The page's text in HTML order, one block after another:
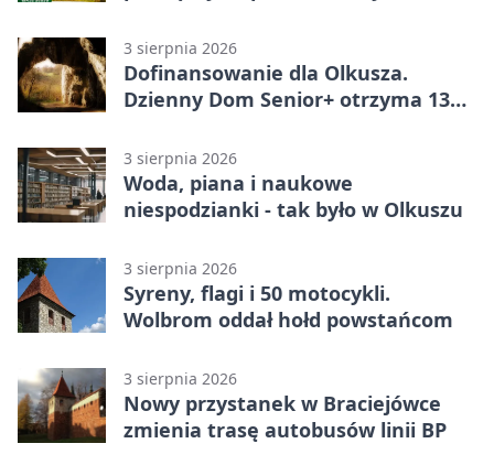
3 sierpnia 2026
Dofinansowanie dla Olkusza.
Dzienny Dom Senior+ otrzyma 134
3 sierpnia 2026
Woda, piana i naukowe
niespodzianki - tak było w Olkuszu
3 sierpnia 2026
Syreny, flagi i 50 motocykli.
Wolbrom oddał hołd powstańcom
3 sierpnia 2026
Nowy przystanek w Braciejówce
zmienia trasę autobusów linii BP